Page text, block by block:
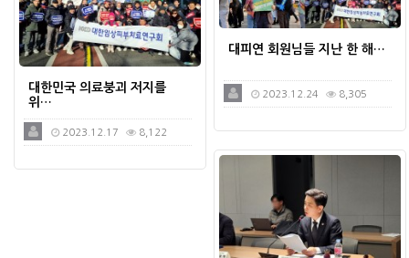
대피연 회원님들 지난 한 해…
2023.12.24 8,305
대한민국 의료붕괴 저지를
위…
2023.12.17 8,122